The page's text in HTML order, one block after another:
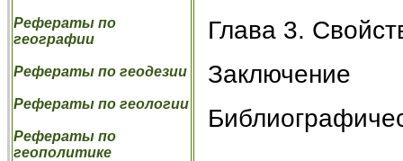
Рефераты по
географии
Рефераты по геодезии
Рефераты по геологии
Рефераты по
геополитике
Глава 3.
Заключение